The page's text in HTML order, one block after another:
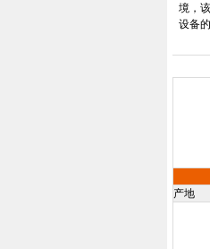
境，
设备
产地